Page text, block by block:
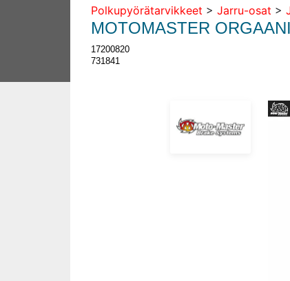
Polkupyörätarvikkeet > Jarru-osat >
MOTOMASTER
17200820
731841